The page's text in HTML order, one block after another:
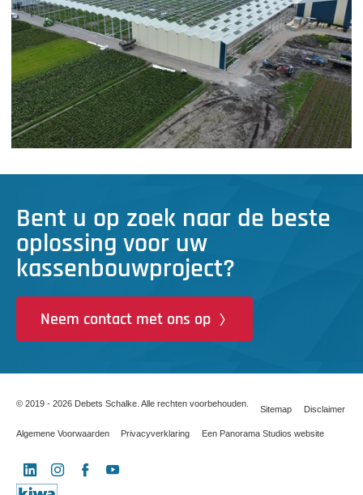
Bent u op zoek naar de beste
oplossing voor uw
kassenbouwproject?
Neem contact met ons op
© 2019 - 2026 Debets Schalke. Alle rechten voorbehouden.
Sitemap Disclaimer
Algemene Voorwaarden Privacyverklaring Een Panorama Studios website
LinkedInInstagramFacebookYouTube